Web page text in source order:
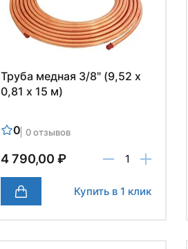
Труба медная 3/8" (9,52 х
0,81 х 15 м)
0 0 отзывов
4 790,00 ₽
Купить в 1 клик